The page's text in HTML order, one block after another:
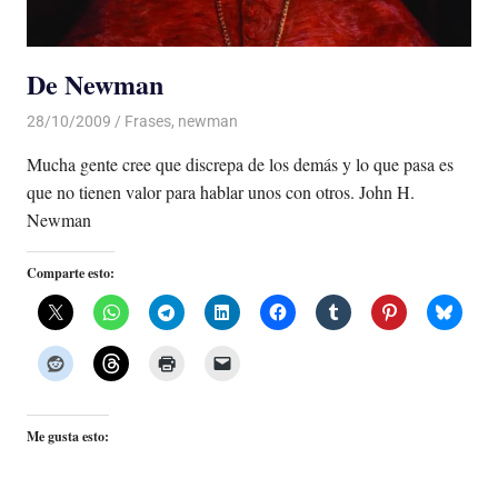
De Newman
28/10/2009 De todo un Poco
Frases, newman
Mucha gente cree que discrepa de los demás y lo que pasa es
que no tienen valor para hablar unos con otros. John H.
Newman
Comparte esto:
Me gusta esto: